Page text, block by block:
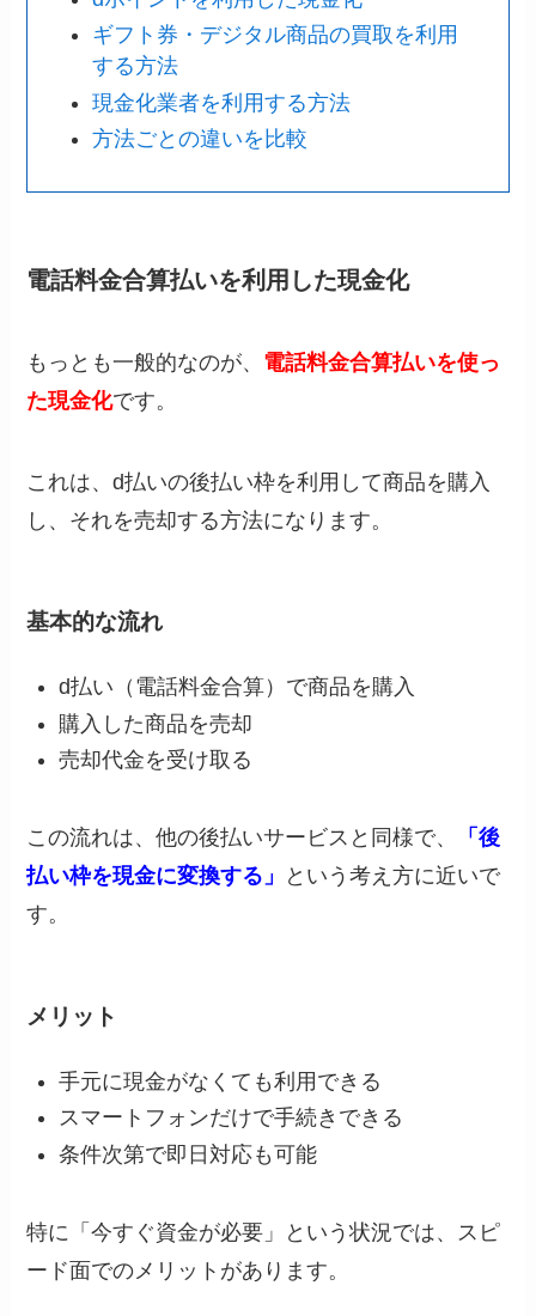
ギフト券・デジタル商品の買取を利用
する方法
現金化業者を利用する方法
方法ごとの違いを比較
電話料金合算払いを利用した現金化
もっとも一般的なのが、 電話料金合算払いを使っ
た現金化です。
これは、d払いの後払い枠を利用して商品を購入
し、それを売却する方法になります。
基本的な流れ
d払い（電話料金合算）で商品を購入
購入した商品を売却
売却代金を受け取る
この流れは、他の後払いサービスと同様で、
「後
払い枠を現金に変換する」
という考え方に近いで
す。
メリット
手元に現金がなくても利用できる
スマートフォンだけで手続きできる
条件次第で即日対応も可能
特に「今すぐ資金が必要」という状況では、スピ
ード面でのメリットがあります。